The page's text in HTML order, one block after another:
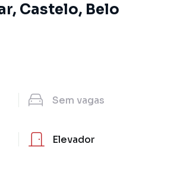
Castelo, Belo
Sem vagas
Elevador